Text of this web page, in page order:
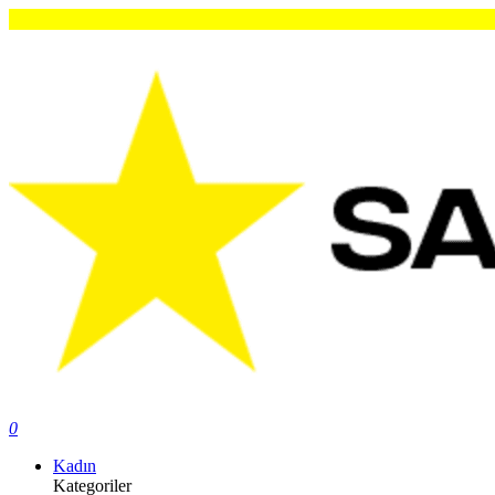
0
Kadın
Kategoriler